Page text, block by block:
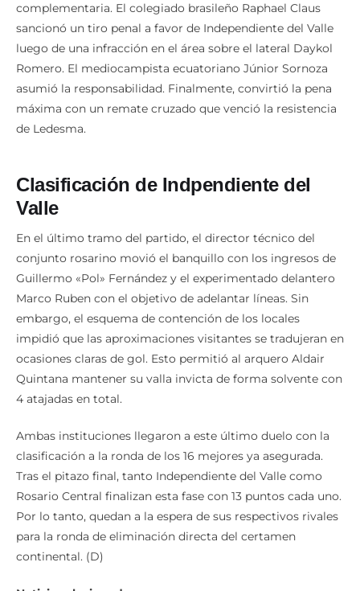
complementaria. El colegiado brasileño Raphael Claus
sancionó un tiro penal a favor de Independiente del Valle
luego de una infracción en el área sobre el lateral Daykol
Romero. El mediocampista ecuatoriano Júnior Sornoza
asumió la responsabilidad. Finalmente, convirtió la pena
máxima con un remate cruzado que venció la resistencia
de Ledesma.
Clasificación de Indpendiente del
Valle
En el último tramo del partido, el director técnico del
conjunto rosarino movió el banquillo con los ingresos de
Guillermo «Pol» Fernández y el experimentado delantero
Marco Ruben con el objetivo de adelantar líneas. Sin
embargo, el esquema de contención de los locales
impidió que las aproximaciones visitantes se tradujeran en
ocasiones claras de gol. Esto permitió al arquero Aldair
Quintana mantener su valla invicta de forma solvente con
4 atajadas en total.
Ambas instituciones llegaron a este último duelo con la
clasificación a la ronda de los 16 mejores ya asegurada.
Tras el pitazo final, tanto Independiente del Valle como
Rosario Central finalizan esta fase con 13 puntos cada uno.
Por lo tanto, quedan a la espera de sus respectivos rivales
para la ronda de eliminación directa del certamen
continental. (D)